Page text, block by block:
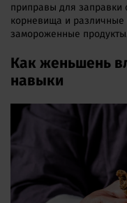
приправы для заправки
корневища и различные
замороженные
Как женьшень
навыки